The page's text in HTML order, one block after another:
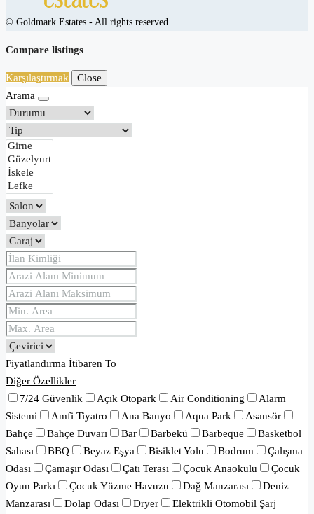
© Goldmark Estates - All rights reserved
Compare listings
Karşılaştırmak
Close
Arama
Fiyatlandırma İtibaren To
Diğer Özellikler
7/24 Güvenlik
Açık Otopark Air Conditioning
Alarm
Sistemi
Amfi Tiyatro Ana Banyo Aqua Park
Asansör
Bahçe
Bahçe Duvarı Bar Barbekü Barbeque
Basketbol
Sahası
BBQ Beyaz Eşya Bisiklet Yolu Bodrum
Çalışma
Odası
Çamaşır Odası Çatı Terası Çocuk Anaokulu
Çocuk
Oyun Parkı
Çocuk Yüzme Havuzu Dağ Manzarası
Deniz
Manzarası
Dolap Odası Dryer
Elektrikli Otomobil Şarj